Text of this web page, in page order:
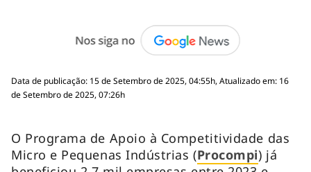
Data de publicação: 15 de Setembro de 2025, 04:55h, Atualizado em: 16
de Setembro de 2025, 07:26h
O Programa de Apoio à Competitividade das
Micro e Pequenas Indústrias (Procompi) já